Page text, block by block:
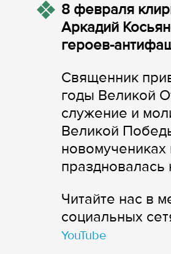
8 февраля
Аркадий
героев-
Священник
годы Великой
служение и
Великой
новомучениках
Читайте нас в
cоциальных
YouTube